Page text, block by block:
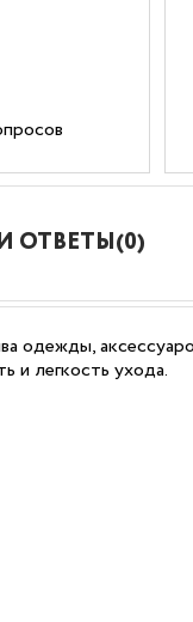
ОТВЕТЫ(0)
одежды,
и легкость ухода.